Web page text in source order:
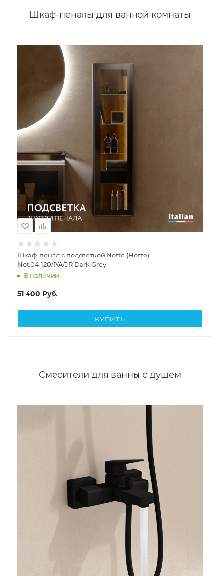
Шкаф-пеналы для ванной комнаты
Шкаф-пенал с подсветкой Notte (Нотте)
Not.04.120/P/A/JR Dark Grey
В наличии
51 400 Руб.
КУПИТЬ
Смесители для ванны с душем